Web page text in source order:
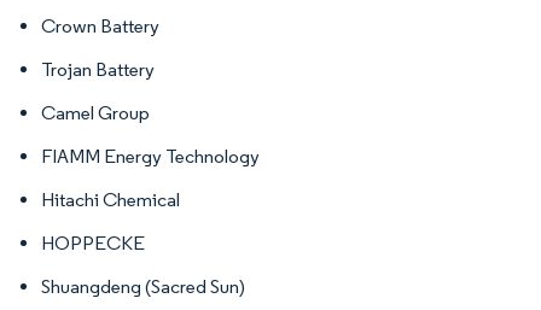
Crown Battery
Trojan Battery
Camel Group
FIAMM Energy Technology
Hitachi Chemical
HOPPECKE
Shuangdeng (Sacred Sun)